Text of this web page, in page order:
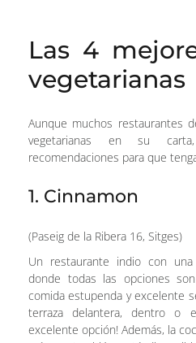
Las 4
vegetarianas
Aunque muchos restaurantes
vegetarianas en su
recomendaciones para que
1. Cinnamon
(Paseig de la Ribera 16, Sitges)
Un restaurante indio con
donde todas las opciones
comida estupenda y excelente
terraza delantera, dentro o
excelente opción! Además, la